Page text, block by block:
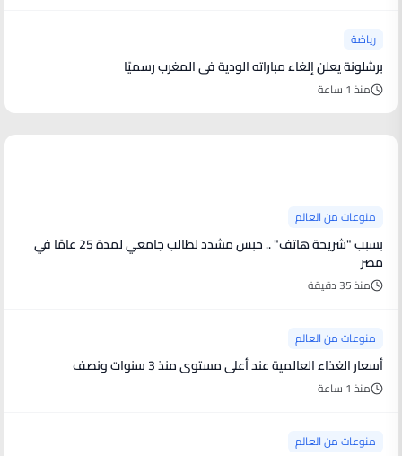
رياضة
برشلونة يعلن إلغاء مباراته الودية في المغرب رسميًا
منذ 1 ساعة
منوعات من العالم
بسبب "شريحة هاتف" .. حبس مشدد لطالب جامعي لمدة 25 عامًا في
مصر
منذ 35 دقيقة
منوعات من العالم
أسعار الغذاء العالمية عند أعلى مستوى منذ 3 سنوات ونصف
منذ 1 ساعة
منوعات من العالم